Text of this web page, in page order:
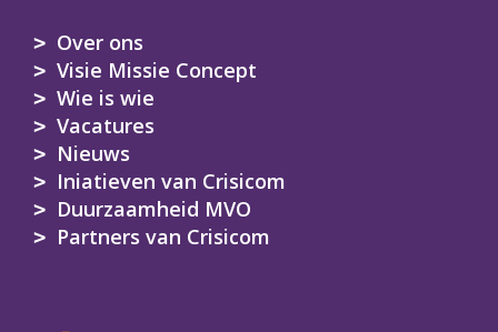
Over ons
Visie Missie Concept
Wie is wie
Vacatures
Nieuws
Iniatieven van Crisicom
Duurzaamheid MVO
Partners van Crisicom